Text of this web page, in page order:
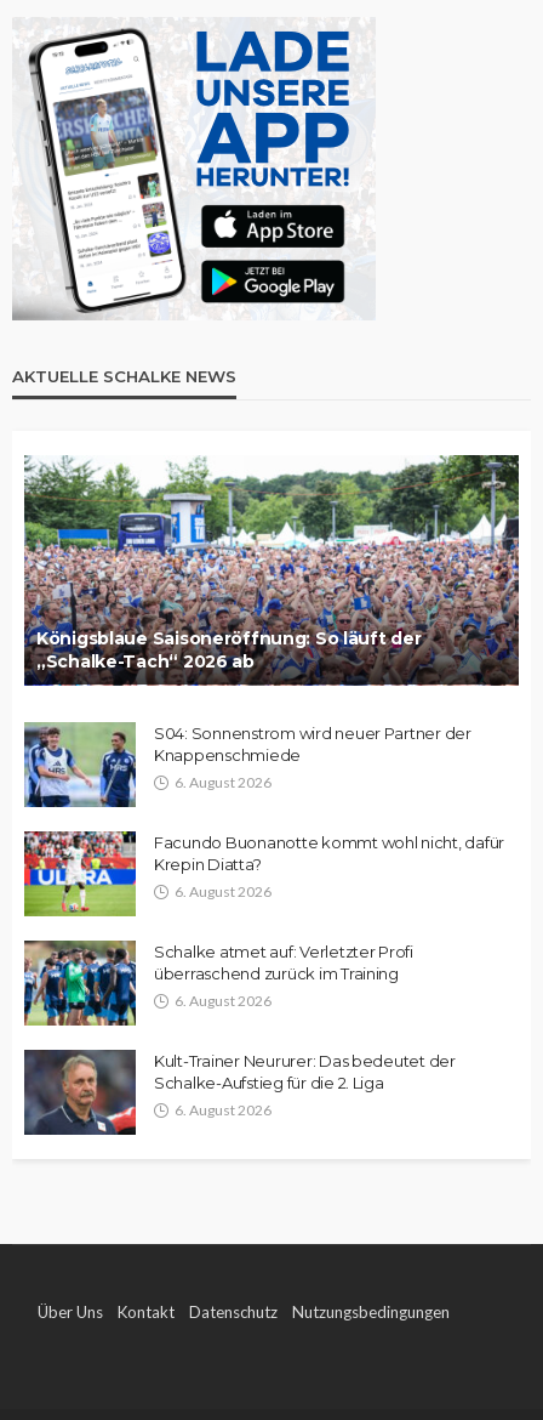
AKTUELLE SCHALKE NEWS
Königsblaue Saisoneröffnung: So läuft der
„Schalke-Tach“ 2026 ab
S04: Sonnenstrom wird neuer Partner der
Knappenschmiede
6. August 2026
Facundo Buonanotte kommt wohl nicht, dafür
Krepin Diatta?
6. August 2026
Schalke atmet auf: Verletzter Profi
überraschend zurück im Training
6. August 2026
Kult-Trainer Neururer: Das bedeutet der
Schalke-Aufstieg für die 2. Liga
6. August 2026
Über Uns Kontakt Datenschutz Nutzungsbedingungen